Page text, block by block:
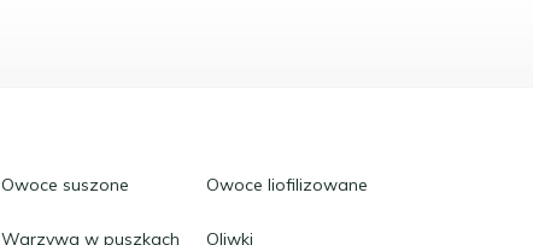
Owoce suszone Owoce liofilizowane
Warzywa w puszkach Oliwki